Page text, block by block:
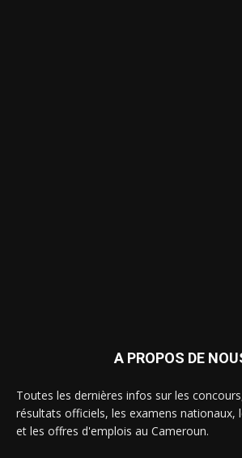
A PROPOS DE
Toutes les dernières infos sur les
résultats officiels, les examens nationaux,
et les offres d'emplois au Cameroun.